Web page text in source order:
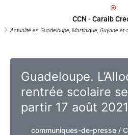
Actualité en Guadeloupe, Martinique, Guyane et
CCN - Caraib
Guadeloupe.
rentrée scolaire
partir 17 août 2021
communiques-de-presse/